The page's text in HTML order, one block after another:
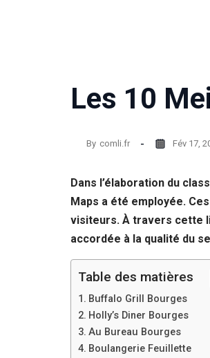
Les 10
By comli.fr Fév 17,
Dans l’élaboration du
Maps a été employée.
visiteurs. À travers cette
accordée à la qualité du
Table des matières
Buffalo Grill Bourges
Holly’s Diner Bourges
Au Bureau Bourges
Boulangerie Feuillette
du site Web,
en fonction
Afin que notre
aussi bien que